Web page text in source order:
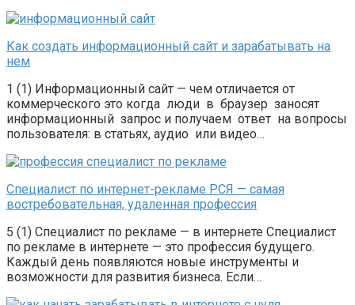
Как создать информационный сайт и зарабатывать на
нем
1 (1) Информационный сайт — чем отличается от
коммерческого это когда люди в браузер заносят
информационный запрос и получаем ответ на вопросы
пользователя: в статьях, аудио или видео…
Специалист по интернет-рекламе РСЯ — самая
востребовательная, удаленная профессия
5 (1) Специалист по рекламе — в интернете Специалист
по рекламе в интернете — это профессия будущего.
Каждый день появляются новые инструменты и
возможности для развития бизнеса. Если…